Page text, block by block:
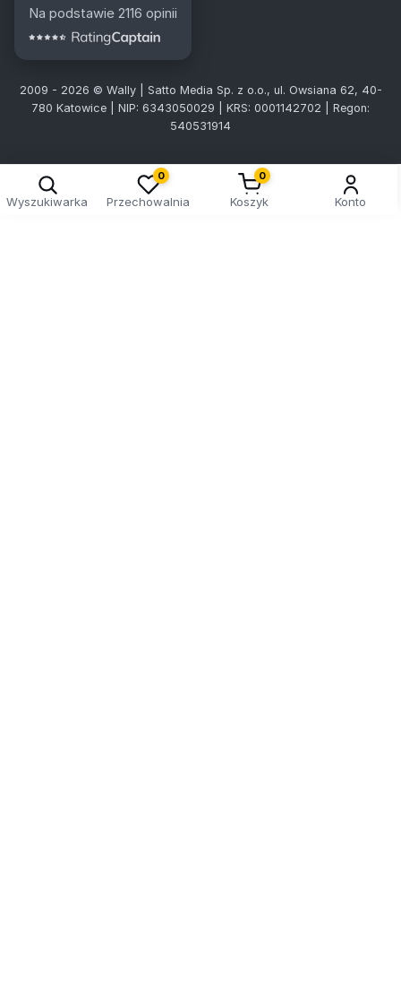
Na podstawie 2116 opinii
2009 - 2026 © Wally | Satto Media Sp. z o.o., ul. Owsiana 62, 40-
780 Katowice | NIP: 6343050029 | KRS: 0001142702 | Regon:
540531914
Wyszukiwarka
0
Przechowalnia
0
Koszyk Konto